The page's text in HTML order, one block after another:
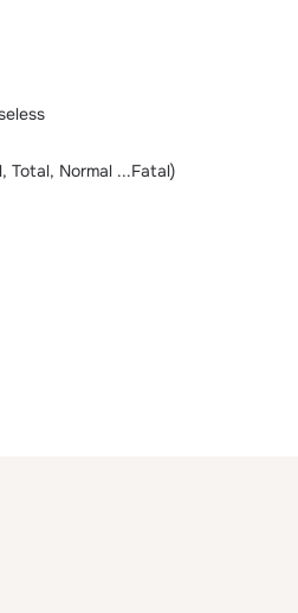
Total, Normal ...Fatal)